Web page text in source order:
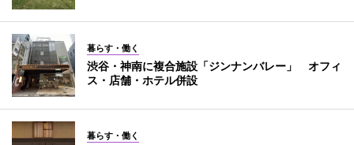
暮らす・働く
渋谷・神南に複合施設「ジンナンバレー」 オフィ
ス・店舗・ホテル併設
暮らす・働く